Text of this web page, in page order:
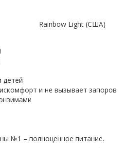
Rainbow Light (США)
детей
и не вызывает запоров
№1 – полноценное питание.